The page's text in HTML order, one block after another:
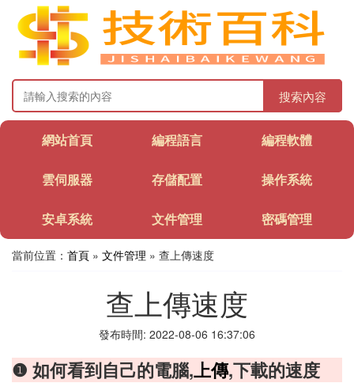
搜索內容
網站首頁 編程語言 編程軟體
雲伺服器 存儲配置 操作系統
安卓系統 文件管理 密碼管理
當前位置： 首頁 » 文件管理 » 查上傳速度
查上傳速度
發布時間: 2022-08-06 16:37:06
❶ 如何看到自己的電腦,上傳,下載的速度